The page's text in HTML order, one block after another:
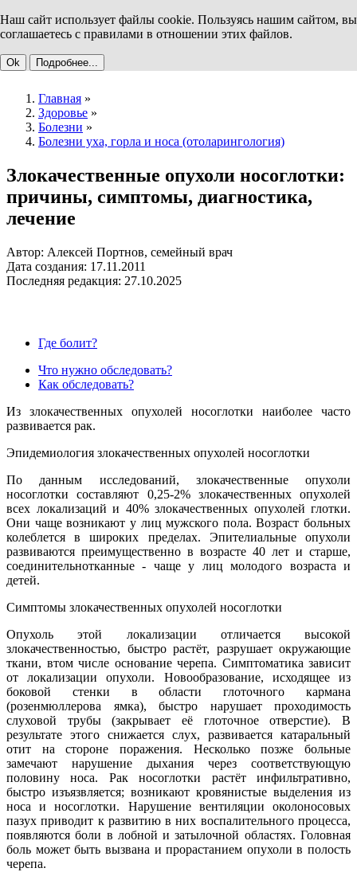
Наш сайт использует файлы cookie. Пользуясь нашим сайтом, вы
соглашаетесь с правилами в отношении этих файлов.
Ok Подробнее...
Главная »
Здоровье »
Болезни »
Болезни уха, горла и носа (отоларингология)
Злокачественные опухоли носоглотки:
причины, симптомы, диагностика,
лечение
Автор: Алексей Портнов, семейный врач
Дата создания: 17.11.2011
Последняя редакция: 27.10.2025
Где болит?
Что нужно обследовать?
Как обследовать?
Из злокачественных опухолей носоглотки наиболее часто
развивается рак.
Эпидемиология злокачественных опухолей носоглотки
По данным исследований, злокачественные опухоли
носоглотки составляют 0,25-2% злокачественных опухолей
всех локализаций и 40% злокачественных опухолей глотки.
Они чаще возникают у лиц мужского пола. Возраст больных
колеблется в широких пределах. Эпителиальные опухоли
развиваются преимущественно в возрасте 40 лет и старше,
соединительнотканные - чаще у лиц молодого возраста и
детей.
Симптомы злокачественных опухолей носоглотки
Опухоль этой локализации отличается высокой
злокачественностью, быстро растёт, разрушает окружающие
ткани, втом числе основание черепа. Симптоматика зависит
от локализации опухоли. Новообразование, исходящее из
боковой стенки в области глоточного кармана
(розенмюллерова ямка), быстро нарушает проходимость
слуховой трубы (закрывает её глоточное отверстие). В
результате этого снижается слух, развивается катаральный
отит на стороне поражения. Несколько позже больные
замечают нарушение дыхания через соответствующую
половину носа. Рак носоглотки растёт инфильтративно,
быстро изъязвляется; возникают кровянистые выделения из
носа и носоглотки. Нарушение вентиляции околоносовых
пазух приводит к развитию в них воспалительного процесса,
появляются боли в лобной и затылочной областях. Головная
боль может быть вызвана и прорастанием опухоли в полость
черепа.